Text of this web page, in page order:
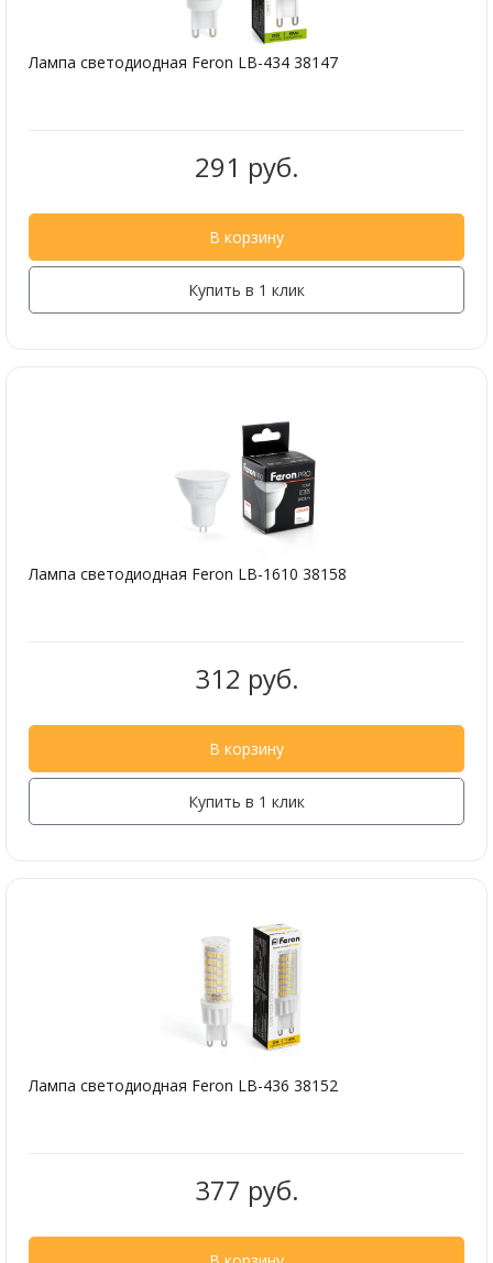
Лампа светодиодная Feron LB-434 38147
291 руб.
В корзину
Купить в 1 клик
Лампа светодиодная Feron LB-1610 38158
312 руб.
В корзину
Купить в 1 клик
Лампа светодиодная Feron LB-436 38152
377 руб.